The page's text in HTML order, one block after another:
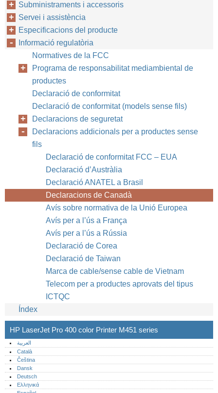
Subministraments i accessoris
Servei i assistència
Especificacions del producte
Informació regulatòria
Normatives de la FCC
Programa de responsabilitat mediambiental de
productes
Declaració de conformitat
Declaració de conformitat (models sense fils)
Declaracions de seguretat
Declaracions addicionals per a productes sense
fils
Declaració de conformitat FCC – EUA
Declaració d’Austràlia
Declaració ANATEL a Brasil
Declaracions de Canadà
Avís sobre normativa de la Unió Europea
Avís per a l’ús a França
Avís per a l’ús a Rússia
Declaració de Corea
Declaració de Taiwan
Marca de cable/sense cable de Vietnam
Telecom per a productes aprovats del tipus
ICTQC
Índex
HP LaserJet Pro 400 color Printer M451 series
العربية
Català
Čeština
Dansk
Deutsch
Ελληνικά